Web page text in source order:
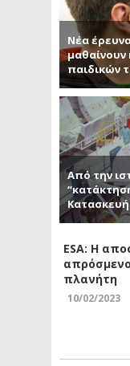
Νέα
παιδικών
Από την
Κατασκευή
ESA: Η
πλανήτη
10/02/2023